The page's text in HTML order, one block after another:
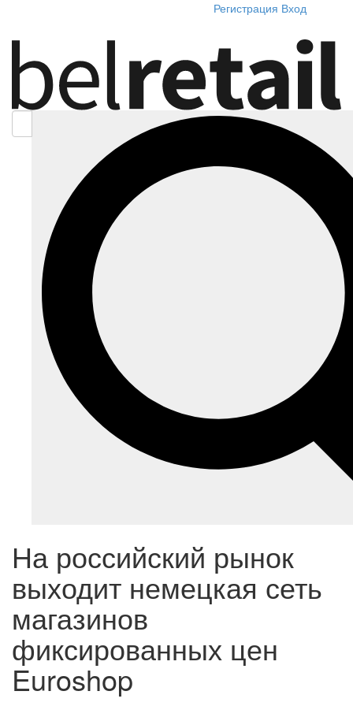
Регистрация Вход
На российский рынок
выходит немецкая сеть
магазинов
фиксированных цен
Euroshop